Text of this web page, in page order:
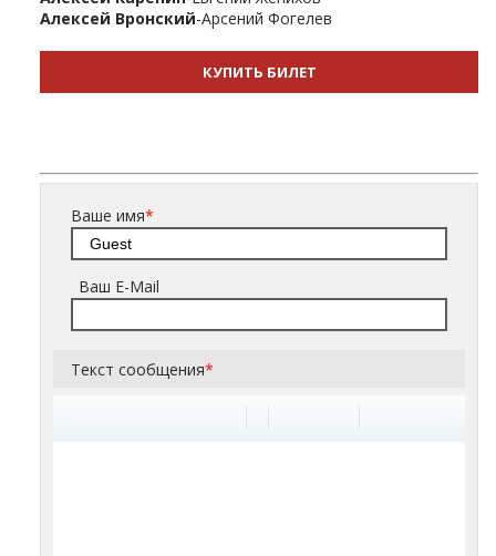
Алексей Вронский-Арсений Фогелев
КУПИТЬ БИЛЕТ
Ваше имя*
Ваш E-Mail
Текст сообщения*